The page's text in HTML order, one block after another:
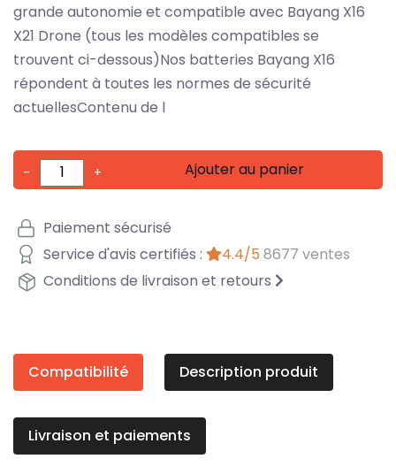
grande autonomie et compatible avec Bayang X16
X21 Drone (tous les modèles compatibles se
trouvent ci-dessous)Nos batteries Bayang X16
répondent à toutes les normes de sécurité
actuellesContenu de l
- + Ajouter au panier
Paiement sécurisé
Service d'avis certifiés :
4.4/5 8677 ventes
Conditions de livraison et retours
Compatibilité Description produit
Livraison et paiements